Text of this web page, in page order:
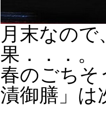
月末なの
果．．．。
春のごちそ
漬御膳」は